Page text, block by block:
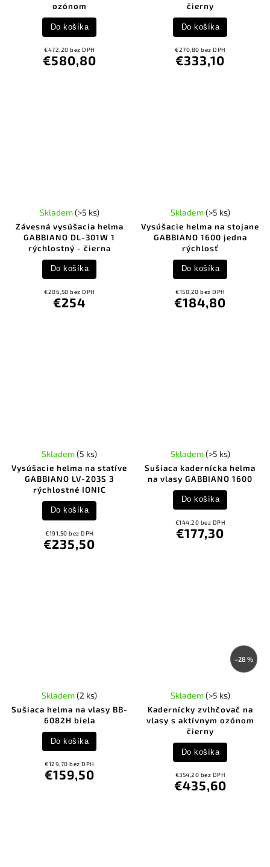
ozónom
€472,20 bez DPH
€580,80
Do košíka
čierny
€270,80 bez DPH
€333,10
Do košíka
Závesná vysúšacia helma
GABBIANO DL-301W 1
rýchlostný - čierna
Skladem(>5 ks)
€206,50 bez DPH
€254
Do košíka
Vysúšacie helma na stojane
GABBIANO 1600 jedna
rýchlosť
Skladem(>5 ks)
€150,20 bez DPH
€184,80
Do košíka
Vysúšacie helma na statíve
GABBIANO LV-203S 3
rýchlostné IONIC
Skladem(5 ks)
€191,50 bez DPH
€235,50
Do košíka
Sušiaca kadernícka helma
na vlasy GABBIANO 1600
Skladem(>5 ks)
€144,20 bez DPH
€177,30
Do košíka
Sušiaca helma na vlasy BB-
6082H biela
Skladem(2 ks)
€129,70 bez DPH
€159,50
Do košíka
–28 %
Kadernícky zvlhčovač na
vlasy s aktívnym ozónom
čierny
Skladem(>5 ks)
€354,20 bez DPH
€435,60
Do košíka